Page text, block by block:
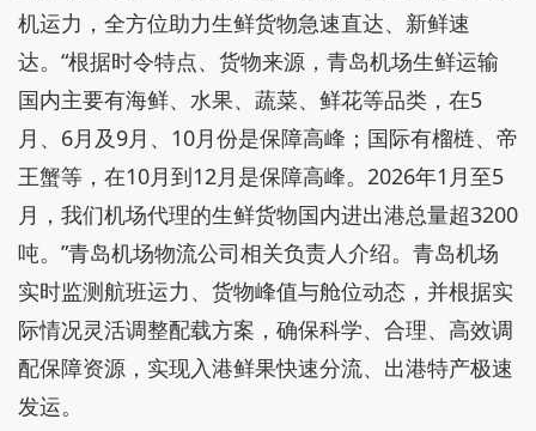
机运力，全方位助力生鲜货物急速直达、新鲜速
达。“根据时令特点、货物来源，青岛机场生鲜运输
国内主要有海鲜、水果、蔬菜、鲜花等品类，在5
月、6月及9月、10月份是保障高峰；国际有榴梿、帝
王蟹等，在10月到12月是保障高峰。2026年1月至5
月，我们机场代理的生鲜货物国内进出港总量超3200
吨。”青岛机场物流公司相关负责人介绍。青岛机场
实时监测航班运力、货物峰值与舱位动态，并根据实
际情况灵活调整配载方案，确保科学、合理、高效调
配保障资源，实现入港鲜果快速分流、出港特产极速
发运。